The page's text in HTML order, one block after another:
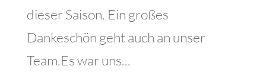
dieser Saison. Ein großes
Dankeschön geht auch an unser
Team.Es war uns...